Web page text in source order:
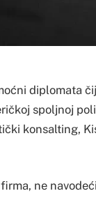
diplomata
spoljnoj
konsalting,
ne